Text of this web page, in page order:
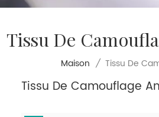
Tissu De
Maison / Tissu De
Tissu De Camouflage